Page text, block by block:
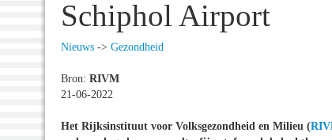
Schiphol Airport
Nieuws -> Gezondheid
Bron: RIVM
21-06-2022
Het Rijksinstituut voor Volksgezondheid en Milieu (